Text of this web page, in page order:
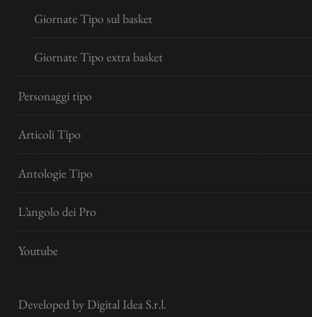
Giornate Tipo sul basket
Giornate Tipo extra basket
Personaggi tipo
Articoli Tipo
Antologie Tipo
L’angolo dei Pro
Youtube
Developed by Digital Idea S.r.l.